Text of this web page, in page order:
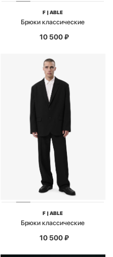
F | ABLE
Брюки классические
10 500₽
F | ABLE
Брюки классические
10 500₽